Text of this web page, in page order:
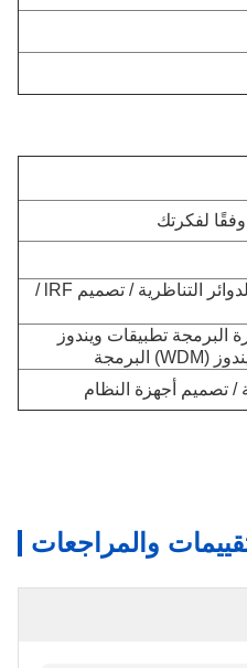
تصميم الدوائر الرقمية / تصميم الدوائر التناظرية / تصميم lRF /
البرمجيات الثابتة والرموز الصغيرة البرمجة تطبيقات ويندوز
تصميم أجهزة النظام
والمراجعات